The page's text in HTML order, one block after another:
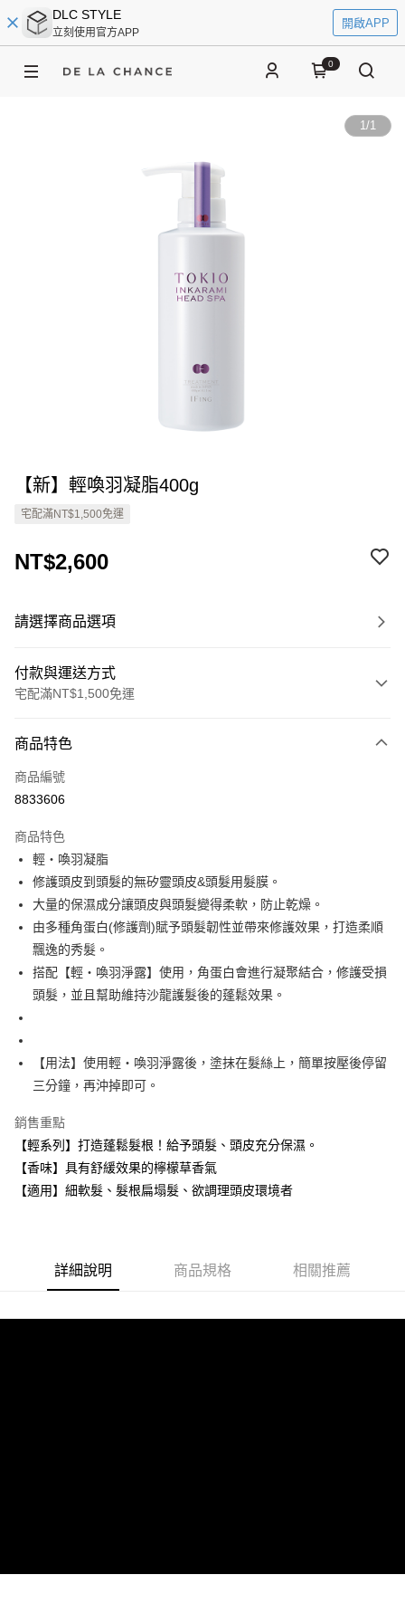
DLC STYLE
立刻使用官方APP
開啟APP
0
1/1
【新】輕喚羽凝脂400g
宅配滿NT$1,500免運
NT$2,600
請選擇商品選項
付款與運送方式
宅配滿NT$1,500免運
信用卡一次付款
Apple Pay
運送方式
黑貓宅急便
每筆NT$100，滿NT$1,500(含以上)免運費
宅配
每筆NT$300，滿NT$5,000(含以上)免運費
商品特色
商品編號
8833606
商品特色
輕‧喚羽凝脂
修護頭皮到頭髮的無矽靈頭皮&頭髮用髮膜。
大量的保濕成分讓頭皮與頭髮變得柔軟，防止乾燥。
由多種角蛋白(修護劑)賦予頭髮韌性並帶來修護效果，打造柔順
飄逸的秀髮。
搭配【輕‧喚羽淨露】使用，角蛋白會進行凝聚結合，修護受損
頭髮，並且幫助維持沙龍護髮後的蓬鬆效果。
【用法】使用輕・喚羽淨露後，塗抹在髮絲上，簡單按壓後停留
三分鐘，再沖掉即可。
銷售重點
【輕系列】打造蓬鬆髮根！給予頭髮、頭皮充分保濕。
【香味】具有舒緩效果的檸檬草香氣
【適用】細軟髮、髮根扁塌髮、欲調理頭皮環境者
詳細說明 商品規格 相關推薦